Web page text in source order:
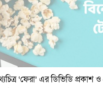
‘ফেরা’ এর ডিভিডি প্রকাশ ও